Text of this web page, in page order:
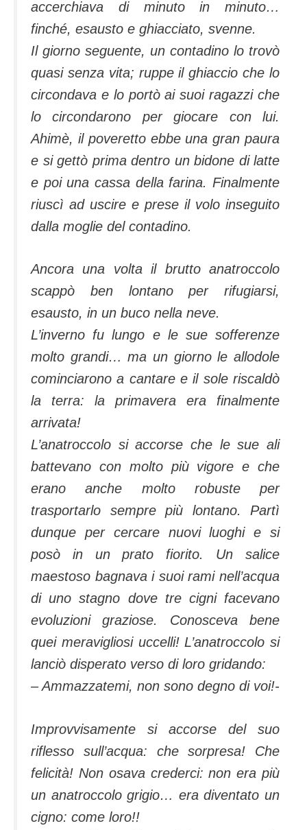
accerchiava di minuto in minuto…
finché, esausto e ghiacciato, svenne.
Il giorno seguente, un contadino lo trovò
quasi senza vita; ruppe il ghiaccio che lo
circondava e lo portò ai suoi ragazzi che
lo circondarono per giocare con lui.
Ahimè, il poveretto ebbe una gran paura
e si gettò prima dentro un bidone di latte
e poi una cassa della farina. Finalmente
riuscì ad uscire e prese il volo inseguito
dalla moglie del contadino.
Ancora una volta il brutto anatroccolo
scappò ben lontano per rifugiarsi,
esausto, in un buco nella neve.
L’inverno fu lungo e le sue sofferenze
molto grandi… ma un giorno le allodole
cominciarono a cantare e il sole riscaldò
la terra: la primavera era finalmente
arrivata!
L’anatroccolo si accorse che le sue ali
battevano con molto più vigore e che
erano anche molto robuste per
trasportarlo sempre più lontano. Partì
dunque per cercare nuovi luoghi e si
posò in un prato fiorito. Un salice
maestoso bagnava i suoi rami nell’acqua
di uno stagno dove tre cigni facevano
evoluzioni graziose. Conosceva bene
quei meravigliosi uccelli! L’anatroccolo si
lanciò disperato verso di loro gridando:
– Ammazzatemi, non sono degno di voi!-
Improvvisamente si accorse del suo
riflesso sull’acqua: che sorpresa! Che
felicità! Non osava crederci: non era più
un anatroccolo grigio… era diventato un
cigno: come loro!!